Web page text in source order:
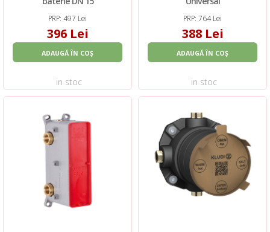
PRP: 497 Lei
396 Lei
ADAUGĂ ÎN COȘ
in stoc
PRP: 764 Lei
388 Lei
ADAUGĂ ÎN COȘ
in stoc